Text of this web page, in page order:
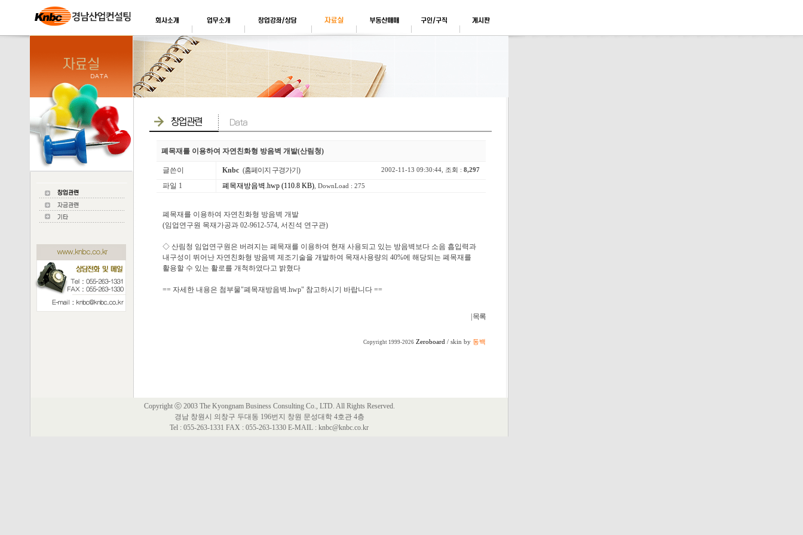
폐목재를 이용하여 자연친화형 방음벽 개발(산림청)
글쓴이 Knbc (홈페이지 구경가기) 2002-11-13 09:30:44, 조회 : 8,297
파일 1 폐목재방음벽.hwp (110.8 KB), DownLoad : 275
폐목재를 이용하여 자연친화형 방음벽 개발
(임업연구원 목재가공과 02-9612-574, 서진석 연구관)
◇ 산림청 임업연구원은 버려지는 폐목재를 이용하여 현재 사용되고 있는 방음벽보다 소음 흡입력과
내구성이 뛰어난 자연친화형 방음벽 제조기술을 개발하여 목재사용량의 40%에 해당되는 폐목재를
활용할 수 있는 활로를 개척하였다고 밝혔다
== 자세한 내용은 첨부물"폐목재방음벽.hwp" 참고하시기 바랍니다 ==
| 목록
Copyright 1999-2026 Zeroboard / skin by 동백
Copyright ⓒ 2003 The Kyongnam Business Consulting Co., LTD. All Rights Reserved.
경남 창원시 의창구 두대동 196번지 창원 문성대학 4호관 4층
Tel : 055-263-1331 FAX : 055-263-1330 E-MAIL : knbc@knbc.co.kr